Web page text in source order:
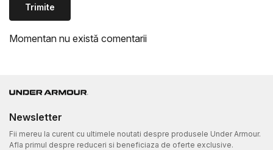
Trimite
Momentan nu există comentarii
Newsletter
Fii mereu la curent cu ultimele noutati despre produsele Under Armour.
Afla primul despre reduceri si beneficiaza de oferte exclusive.